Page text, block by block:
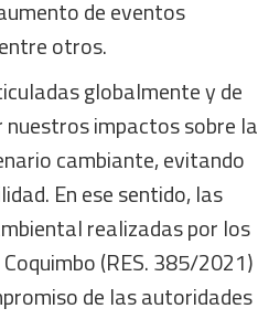
de eventos
otros.
globalmente y de
impactos sobre la
cambiante, evitando
En ese sentido, las
realizadas por los
(RES. 385/2021)
de las autoridades